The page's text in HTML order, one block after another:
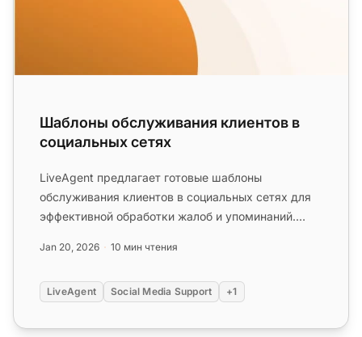
Шаблоны обслуживания клиентов в
социальных сетях
LiveAgent предлагает готовые шаблоны
обслуживания клиентов в социальных сетях для
эффективной обработки жалоб и упоминаний.
Jan 20, 2026 10 мин чтения
LiveAgent Social Media Support +1